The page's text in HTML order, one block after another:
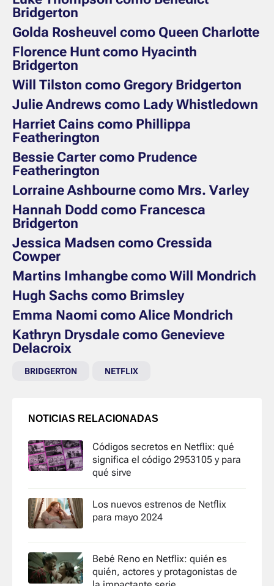
Bridgerton
Golda Rosheuvel como Queen Charlotte
Florence Hunt como Hyacinth
Bridgerton
Will Tilston como Gregory Bridgerton
Julie Andrews como Lady Whistledown
Harriet Cains como Phillippa
Featherington
Bessie Carter como Prudence
Featherington
Lorraine Ashbourne como Mrs. Varley
Hannah Dodd como Francesca
Bridgerton
Jessica Madsen como Cressida
Cowper
Martins Imhangbe como Will Mondrich
Hugh Sachs como Brimsley
Emma Naomi como Alice Mondrich
Kathryn Drysdale como Genevieve
Delacroix
BRIDGERTON NETFLIX
NOTICIAS RELACIONADAS
Códigos secretos en Netflix: qué
significa el código 2953105 y para
qué sirve
Los nuevos estrenos de Netflix
para mayo 2024
Bebé Reno en Netflix: quién es
quién, actores y protagonistas de